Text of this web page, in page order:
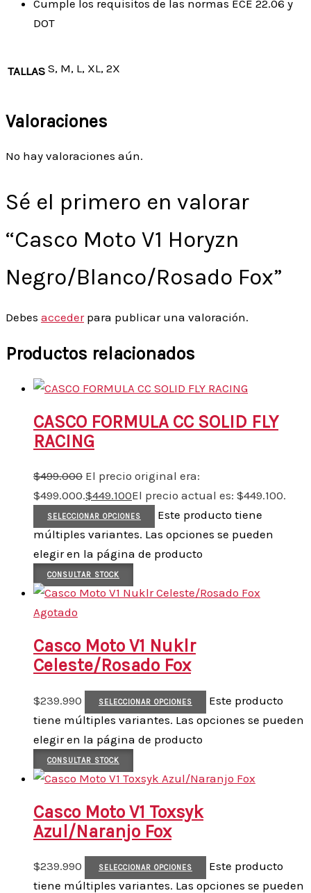
Cumple los requisitos de las normas ECE 22.06 y
DOT
TALLAS S, M, L, XL, 2X
Valoraciones
No hay valoraciones aún.
Sé el primero en valorar
“Casco Moto V1 Horyzn
Negro/Blanco/Rosado Fox”
Debes accederpara publicar una valoración.
Productos relacionados
CASCO FORMULA CC SOLID FLY
RACING
$499.000 El precio original era:
$499.000.$449.100El precio actual es: $449.100.
SELECCIONAR OPCIONES
Este producto tiene
múltiples variantes. Las opciones se pueden
elegir en la página de producto
CONSULTAR STOCK
Agotado
Casco Moto V1 Nuklr
Celeste/Rosado Fox
$239.990 SELECCIONAR OPCIONES
Este producto
tiene múltiples variantes. Las opciones se pueden
elegir en la página de producto
CONSULTAR STOCK
Casco Moto V1 Toxsyk
Azul/Naranjo Fox
$239.990 SELECCIONAR OPCIONES
Este producto
tiene múltiples variantes. Las opciones se pueden